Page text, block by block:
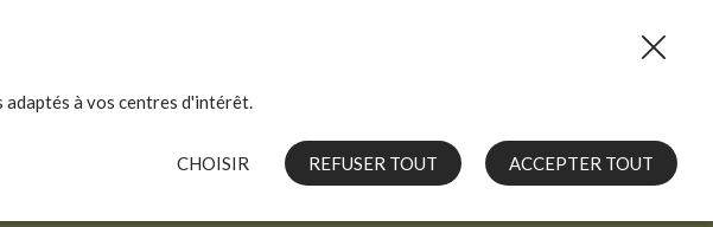
à vos centres d'intérêt.
CHOISIR REFUSER TOUT ACCEPTER TOUT